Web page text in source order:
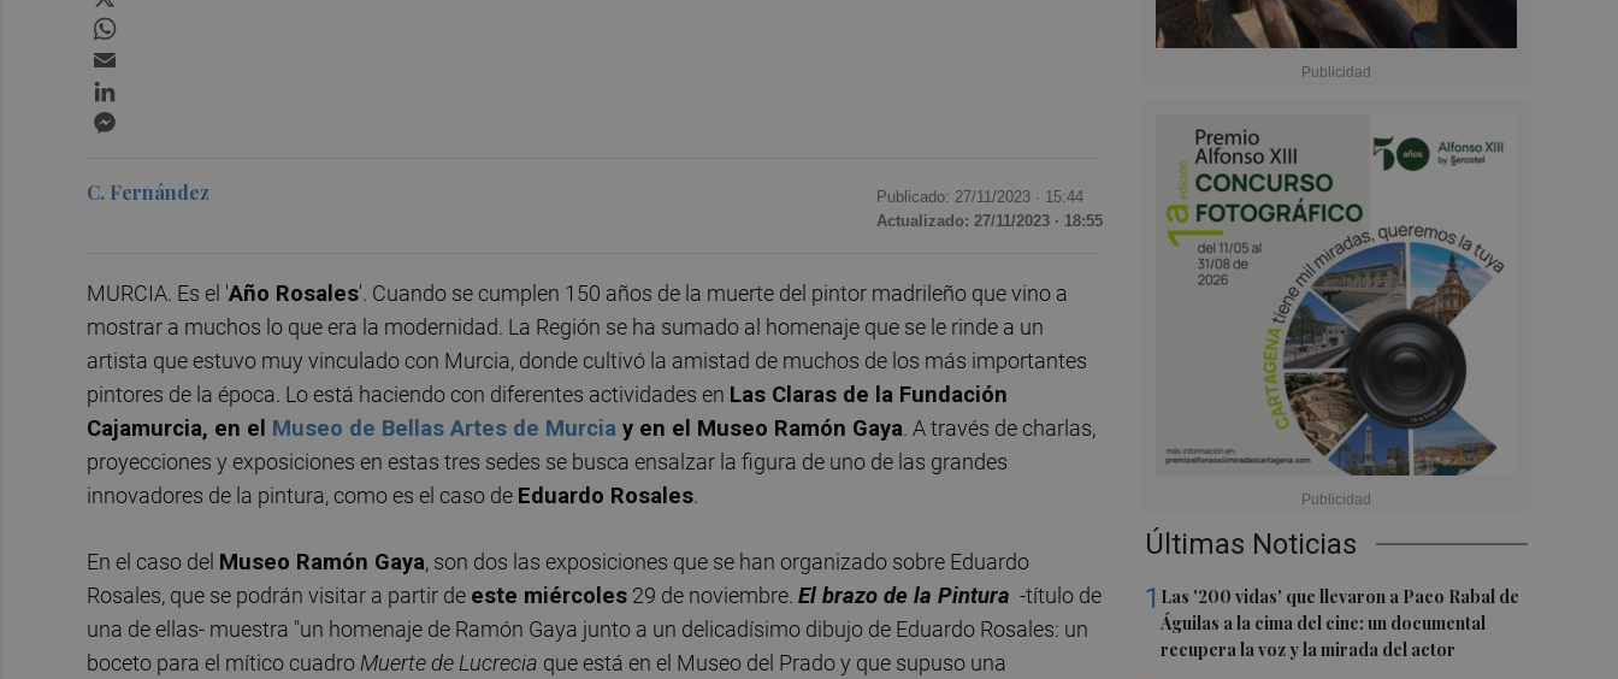
Últimas Noticias
1 Las '200 vidas' que llevaron a Paco Rabal de
Águilas a la cima del cine: un documental
recupera la voz y la mirada del actor
C. Fernández Publicado: 27/11/2023 · 15:44
Actualizado: 27/11/2023 · 18:55
MURCIA. Es el 'Año Rosales'. Cuando se cumplen 150 años de la muerte del pintor madrileño que vino a
mostrar a muchos lo que era la modernidad. La Región se ha sumado al homenaje que se le rinde a un
artista que estuvo muy vinculado con Murcia, donde cultivó la amistad de muchos de los más importantes
pintores de la época. Lo está haciendo con diferentes actividades en Las Claras de la Fundación
Cajamurcia, en el Museo de Bellas Artes de Murcia y en el Museo Ramón Gaya. A través de charlas,
proyecciones y exposiciones en estas tres sedes se busca ensalzar la figura de uno de las grandes
innovadores de la pintura, como es el caso de Eduardo Rosales.
En el caso del Museo Ramón Gaya, son dos las exposiciones que se han organizado sobre Eduardo
Rosales, que se podrán visitar a partir de este miércoles 29 de noviembre. El brazo de la Pintura -título de
una de ellas- muestra "un homenaje de Ramón Gaya junto a un delicadísimo dibujo de Eduardo Rosales: un
boceto para el mítico cuadro Muerte de Lucrecia que está en el Museo del Prado y que supuso una